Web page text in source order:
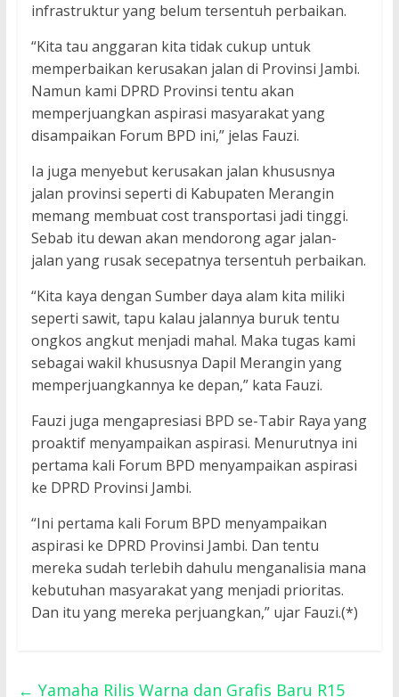
infrastruktur yang belum tersentuh perbaikan.
“Kita tau anggaran kita tidak cukup untuk
memperbaikan kerusakan jalan di Provinsi Jambi.
Namun kami DPRD Provinsi tentu akan
memperjuangkan aspirasi masyarakat yang
disampaikan Forum BPD ini,” jelas Fauzi.
Ia juga menyebut kerusakan jalan khususnya
jalan provinsi seperti di Kabupaten Merangin
memang membuat cost transportasi jadi tinggi.
Sebab itu dewan akan mendorong agar jalan-
jalan yang rusak secepatnya tersentuh perbaikan.
“Kita kaya dengan Sumber daya alam kita miliki
seperti sawit, tapu kalau jalannya buruk tentu
ongkos angkut menjadi mahal. Maka tugas kami
sebagai wakil khususnya Dapil Merangin yang
memperjuangkannya ke depan,” kata Fauzi.
Fauzi juga mengapresiasi BPD se-Tabir Raya yang
proaktif menyampaikan aspirasi. Menurutnya ini
pertama kali Forum BPD menyampaikan aspirasi
ke DPRD Provinsi Jambi.
“Ini pertama kali Forum BPD menyampaikan
aspirasi ke DPRD Provinsi Jambi. Dan tentu
mereka sudah terlebih dahulu menganalisia mana
kebutuhan masyarakat yang menjadi prioritas.
Dan itu yang mereka perjuangkan,” ujar Fauzi.(*)
← Yamaha Rilis Warna dan Grafis Baru R15